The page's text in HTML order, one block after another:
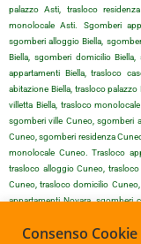
palazzo Asti, trasloco
monolocale Asti. Sgomberi
sgomberi alloggio Biella,
Biella, sgomberi domicilio
appartamenti Biella, trasloco
abitazione Biella, trasloco
villetta Biella, trasloco
sgomberi ville Cuneo, sgomberi
Cuneo, sgomberi residenza
monolocale Cuneo. Trasloco
trasloco alloggio Cuneo,
Cuneo, trasloco domicilio
appartamenti Novara, sgomberi
domicilio Novara, sgomberi
Consenso Cookie